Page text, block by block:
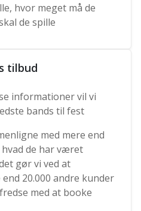
hvor meget må de
de spille
tilbud
informationer vil vi
bands til fest
med mere end
hvad de har været
gør vi ved at
20.000 andre kunder
med at booke